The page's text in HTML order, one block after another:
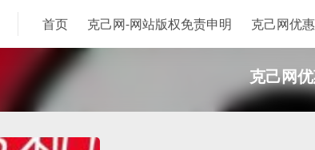
首页 克己网-网站版权免责申明 克己网优
克己网